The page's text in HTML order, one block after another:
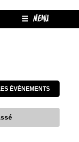
MENU
ÉVÈNEMENTS